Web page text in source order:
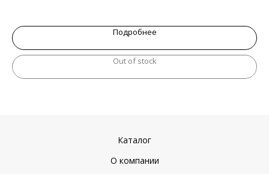
Подробнее
Out of stock
Каталог
О компании